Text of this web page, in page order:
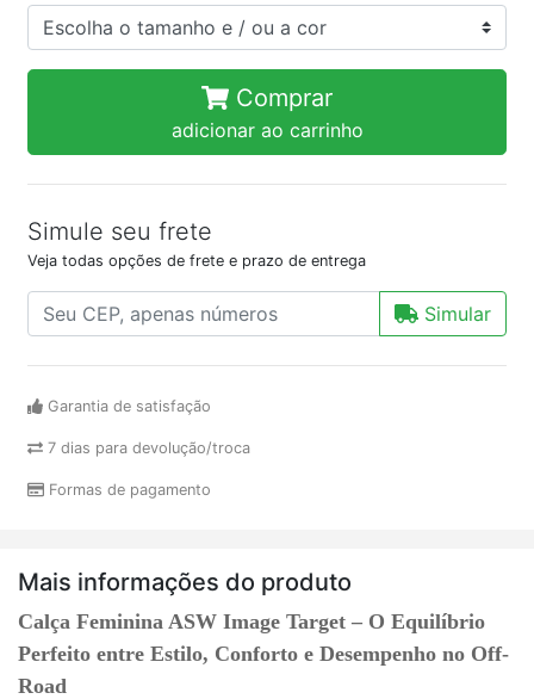
Comprar
adicionar ao carrinho
Simule seu frete
Veja todas opções de frete e prazo de entrega
Simular
Garantia de satisfação
7 dias para devolução/troca
Formas de pagamento
Mais informações do produto
Calça Feminina ASW Image Target – O Equilíbrio
Perfeito entre Estilo, Conforto e Desempenho no Off-
Road